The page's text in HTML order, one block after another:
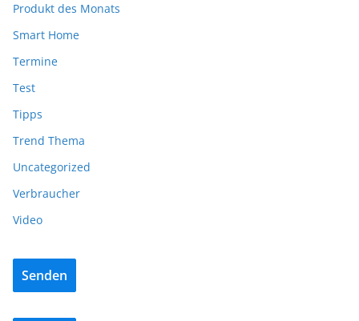
Produkt des Monats
Smart Home
Termine
Test
Tipps
Trend Thema
Uncategorized
Verbraucher
Video
Senden